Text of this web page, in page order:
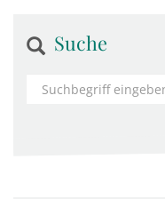
Suche